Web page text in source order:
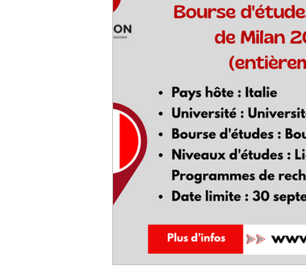
Allemagne
Portugal Asie
France Belgique Hongrie